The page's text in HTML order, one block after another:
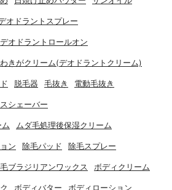
オドラントスプレー
デオドラントロールオン
わきがクリーム(デオドラントクリーム)
脱毛器 毛抜き 電動毛抜き
シェーバー
ムダ毛処理後保湿クリーム
ン 除毛パッド 除毛スプレー
ブラジリアンワックス ボディクリーム
ボディバター ボディローション